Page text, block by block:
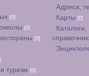
[0]
[0]
[0]
туризм [0]
Адреса,
Карты [0]
Каталоги,